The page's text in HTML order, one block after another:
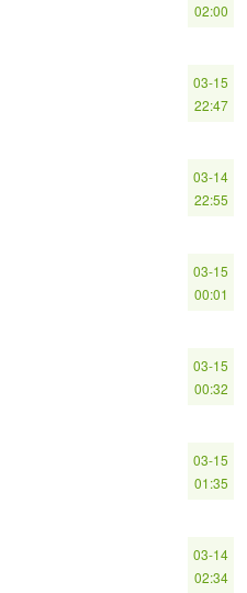
02:00
03-15
22:47
03-14
22:55
03-15
00:01
03-15
00:32
03-15
01:35
03-14
02:34